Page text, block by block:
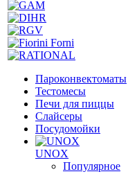
Пароконвектоматы
Тестомесы
Печи для пиццы
Слайсеры
Посудомойки
UNOX
Популярное